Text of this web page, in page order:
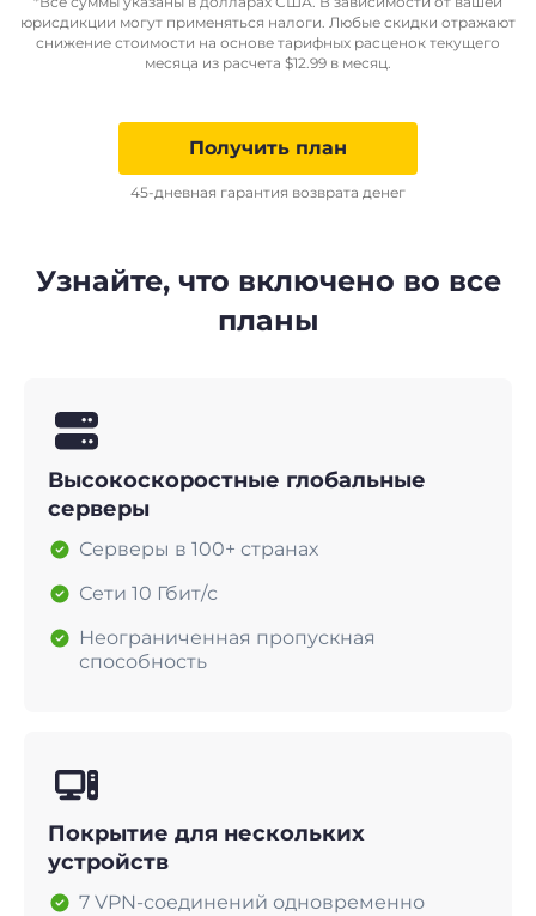
юрисдикции могут применяться налоги. Любые скидки отражают
снижение стоимости на основе тарифных расценок текущего
месяца из расчета $12.99 в месяц.
Получить план
45-дневная гарантия возврата денег
Узнайте, что включено во все
планы
Высокоскоростные глобальные
серверы
Серверы в 100+ странах
Сети 10 Гбит/с
Неограниченная пропускная
способность
Покрытие для нескольких
устройств
7 VPN-соединений одновременно